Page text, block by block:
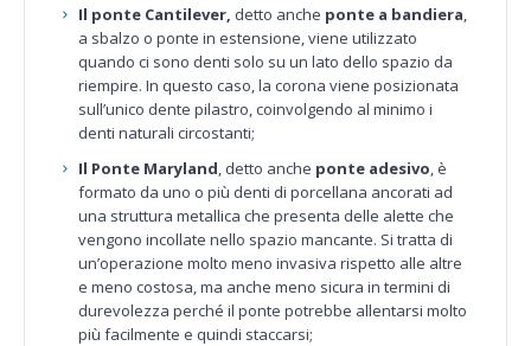
Il ponte Cantilever, detto anche ponte a bandiera,
a sbalzo o ponte in estensione, viene utilizzato
quando ci sono denti solo su un lato dello spazio da
riempire. In questo caso, la corona viene posizionata
sull’unico dente pilastro, coinvolgendo al minimo i
denti naturali circostanti;
Il Ponte Maryland, detto anche ponte adesivo, è
formato da uno o più denti di porcellana ancorati ad
una struttura metallica che presenta delle alette che
vengono incollate nello spazio mancante. Si tratta di
un’operazione molto meno invasiva rispetto alle altre
e meno costosa, ma anche meno sicura in termini di
durevolezza perché il ponte potrebbe allentarsi molto
più facilmente e quindi staccarsi;